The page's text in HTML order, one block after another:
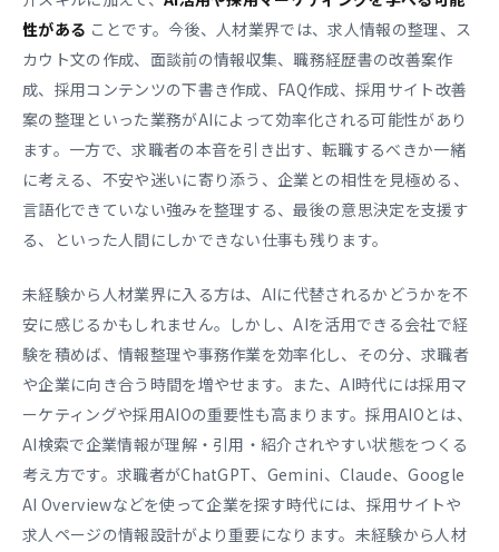
性がある ことです。今後、人材業界では、求人情報の整理、ス
カウト文の作成、面談前の情報収集、職務経歴書の改善案作
成、採用コンテンツの下書き作成、FAQ作成、採用サイト改善
案の整理といった業務がAIによって効率化される可能性があり
ます。一方で、求職者の本音を引き出す、転職するべきか一緒
に考える、不安や迷いに寄り添う、企業との相性を見極める、
言語化できていない強みを整理する、最後の意思決定を支援す
る、といった人間にしかできない仕事も残ります。
未経験から人材業界に入る方は、AIに代替されるかどうかを不
安に感じるかもしれません。しかし、AIを活用できる会社で経
験を積めば、情報整理や事務作業を効率化し、その分、求職者
や企業に向き合う時間を増やせます。また、AI時代には採用マ
ーケティングや採用AIOの重要性も高まります。採用AIOとは、
AI検索で企業情報が理解・引用・紹介されやすい状態をつくる
考え方です。求職者がChatGPT、Gemini、Claude、Google
AI Overviewなどを使って企業を探す時代には、採用サイトや
求人ページの情報設計がより重要になります。未経験から人材